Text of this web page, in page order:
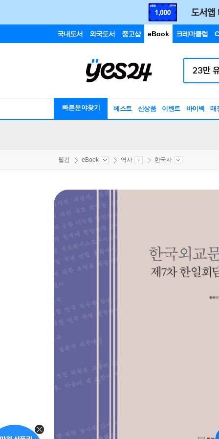
국내도서 외국도서 중고샵 eBook 크레마클럽
빠른분야찾기 베스트 신상품 이벤트 바이백 매
웰컴 eBook 역사 한국사